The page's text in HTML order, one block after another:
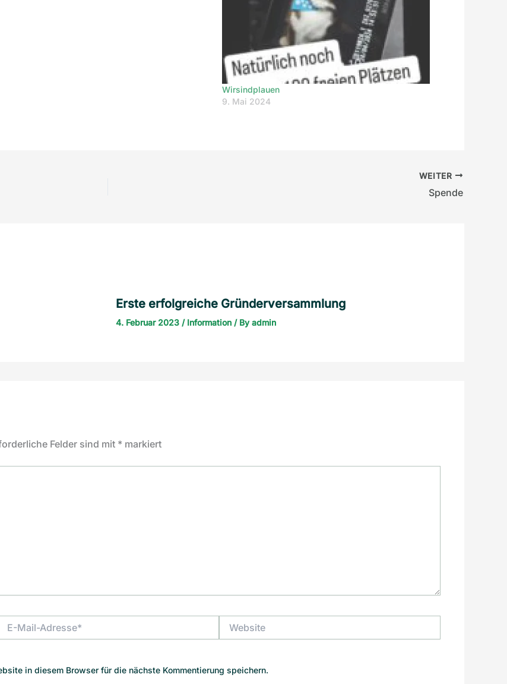
Wirsindplauen
9. Mai 2024
WEITER
Spende
Erste erfolgreiche Gründerversammlung
4. Februar 2023 / Information/ Byadmin
Felder sind mit * markiert
Mail-
in diesem Browser für die nächste Kommentierung speichern.